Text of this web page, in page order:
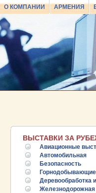
О КОМПАНИИ АРМЕНИЯ
ВЫСТАВКИ ЗА
Авиационные
Автомобильная
Безопасность
Деревообработка